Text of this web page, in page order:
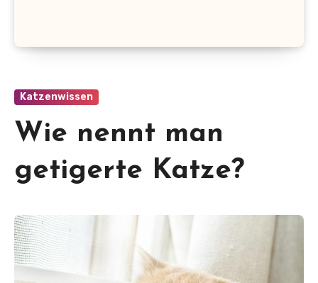
Katzenwissen
Wie nennt man
getigerte Katze?